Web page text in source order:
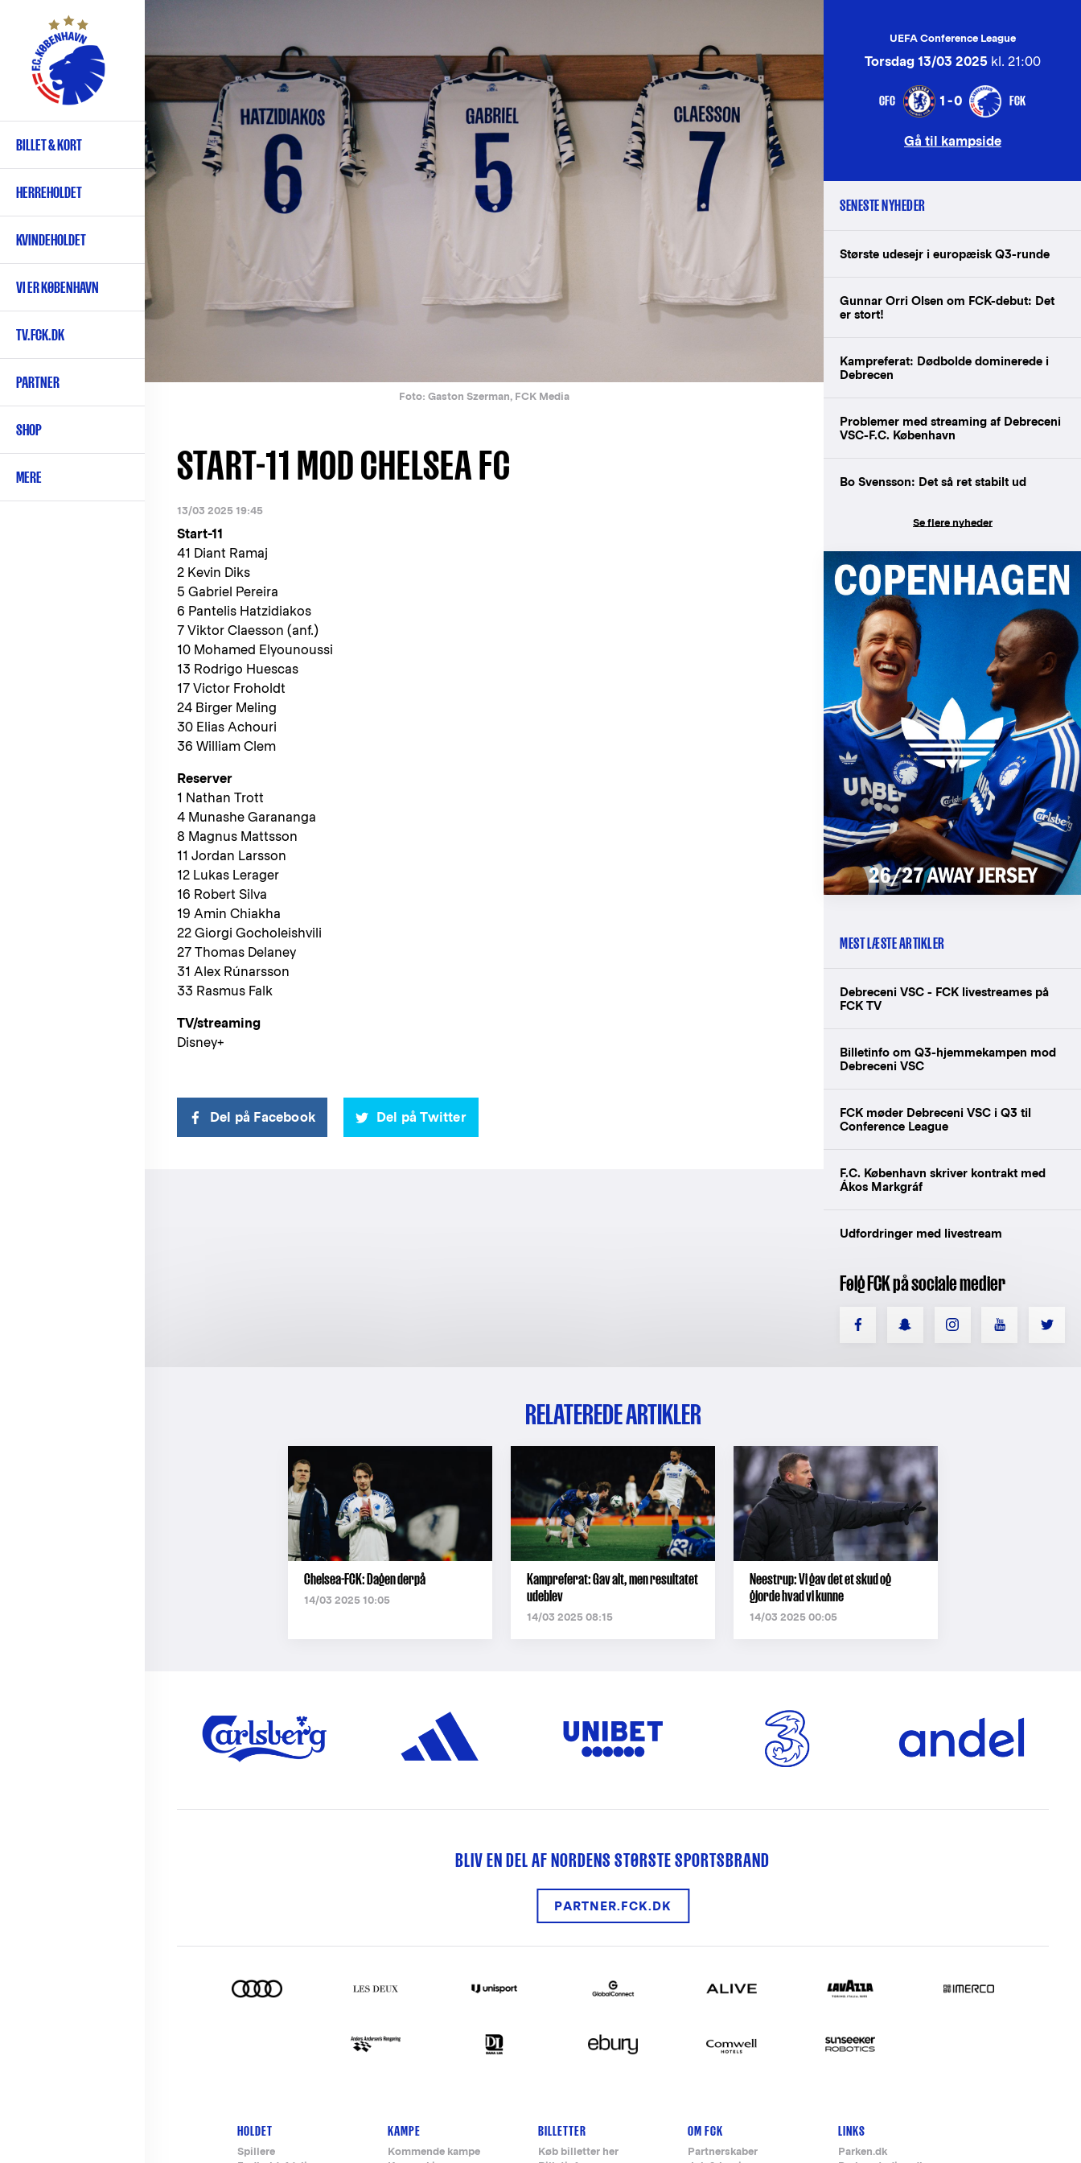
hovedindhold
Primær
navigation
BILLET & KORT
HERREHOLDET
KVINDEHOLDET
VI ER KØBENHAVN
TV.FCK.DK
PARTNER
SHOP
MERE
Foto: Gaston Szerman, FCK Media
START-11 MOD CHELSEA FC
13/03 2025 19:45
Start-11
41 Diant Ramaj
2 Kevin Diks
5 Gabriel Pereira
6 Pantelis Hatzidiakos
7 Viktor Claesson (anf.)
10 Mohamed Elyounoussi
13 Rodrigo Huescas
17 Victor Froholdt
24 Birger Meling
30 Elias Achouri
36 William Clem
Reserver
1 Nathan Trott
4 Munashe Garananga
8 Magnus Mattsson
11 Jordan Larsson
12 Lukas Lerager
16 Robert Silva
19 Amin Chiakha
22 Giorgi Gocholeishvili
27 Thomas Delaney
31 Alex Rúnarsson
33 Rasmus Falk
TV/streaming
Disney+
Del på Facebook Del på Twitter
UEFA Conference League
Torsdag 13/03 2025kl. 21:00
CFC 1-0 FCK
Gå til kampside
SENESTE NYHEDER
Største udesejr i europæisk Q3-runde
Gunnar Orri Olsen om FCK-debut: Det
er stort!
Kampreferat: Dødbolde dominerede i
Debrecen
Problemer med streaming af Debreceni
VSC-F.C. København
Bo Svensson: Det så ret stabilt ud
Se flere nyheder
MEST LÆSTE ARTIKLER
Debreceni VSC - FCK livestreames på
FCK TV
Billetinfo om Q3-hjemmekampen mod
Debreceni VSC
FCK møder Debreceni VSC i Q3 til
Conference League
F.C. København skriver kontrakt med
Ákos Markgráf
Udfordringer med livestream
Følg FCK på sociale medier
RELATEREDE ARTIKLER
Chelsea-FCK: Dagen derpå
14/03 2025 10:05
Kampreferat: Gav alt, men resultatet
udeblev
14/03 2025 08:15
Neestrup: Vi gav det et skud og
gjorde hvad vi kunne
14/03 2025 00:05
BLIV EN DEL AF NORDENS STØRSTE SPORTSBRAND
PARTNER.FCK.DK
Footer-
HOLDET
Spillere
KAMPE
Kommende kampe
BILLETTER
Køb billetter her
OM FCK
Partnerskaber
LINKS
Parken.dk